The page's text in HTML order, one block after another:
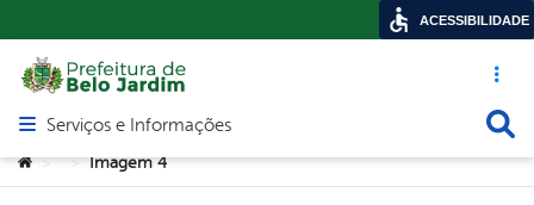
Acesso
Abrir menu principal de navegação
Serviços e Informações
Você está aqui:
> > Imagem 4
ACESSIBILIDADE